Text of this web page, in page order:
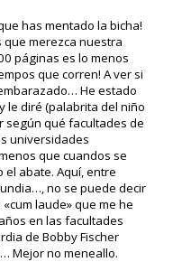
has mentado la bicha!
que merezca nuestra
páginas es lo menos
que corren! A ver si
He estado
le diré (palabrita del niño
según qué facultades de
universidades
que cuandos se
abate. Aquí, entre
no se puede decir
laude» que me he
en las facultades
de Bobby Fischer
Mejor no meneallo.